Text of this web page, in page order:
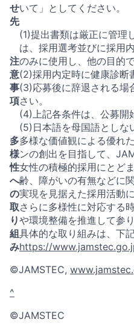
せ
先
いて」としてください。
注
意
事
項
(1)提出書類は厳正に管理
は、採用選考並びに採用
のみに使用し、他の目的
(2)採用内定時に健康診断
(3)応募後に辞退される場
さい。
(4)上記各条件は、公募開
(5)日本語を母国語としな
多
様
性
へ
の
取
り
組
み
多様な価値観による優れ
ンの創出を目指して、
女性の積極的採用にとど
齢、障がいの有無などに
実現を見据えた採用活動
さらに多様性に対応する
や環境整備を推進して参り
具体的な取り組みは、下
https://
©JAMSTEC,
^
©JAMSTEC